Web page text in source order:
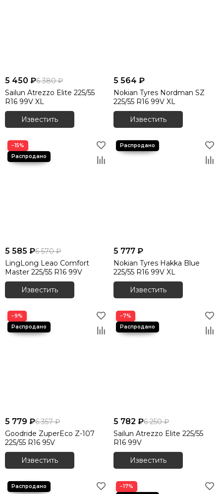
5 450 ₽6 380 ₽
Sailun Atrezzo Elite 225/55
R16 99V XL
Известить
5 564 ₽
Nokian Tyres Nordman SZ
225/55 R16 99V XL
Известить
−15%
5 585 ₽6 570 ₽
LingLong Leao Comfort
Master 225/55 R16 99V
Известить
5 777 ₽
Nokian Tyres Hakka Blue
225/55 R16 99V XL
Известить
−9%
5 779 ₽6 357 ₽
Goodride ZuperEco Z-107
225/55 R16 95V
Известить
−7%
5 782 ₽6 250 ₽
Sailun Atrezzo Elite 225/55
R16 99V
Известить
−17%